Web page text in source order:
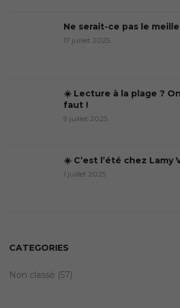
Ne serait-ce pas le
17 juillet 2025
☀️ Lecture à la plage ?
faut !
9 juillet 2025
☀️ C’est l’été chez Lamy
1 juillet 2025
CATEGORIES
Non classé (57)